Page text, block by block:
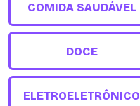
COMIDA SAUDÁVEL
DOCE
ELETROELETRÔNICO